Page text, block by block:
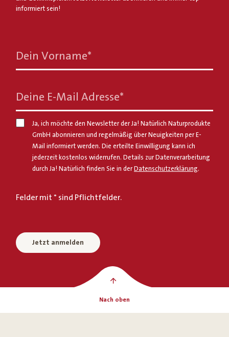
informiert sein!
Dein Vorname*
Deine E-Mail Adresse*
Ja, ich möchte den Newsletter der Ja! Natürlich Naturprodukte
GmbH abonnieren und regelmäßig über Neuigkeiten per E-
Mail informiert werden. Die erteilte Einwilligung kann ich
jederzeit kostenlos widerrufen. Details zur Datenverarbeitung
durch Ja! Natürlich finden Sie in der Datenschutzerklärung.
Felder mit * sind Pflichtfelder.
Jetzt anmelden
Nach oben